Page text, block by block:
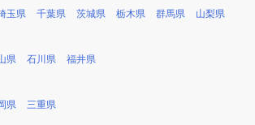
玉県 千葉県 茨城県 栃木県 群馬県 山梨県
県 石川県 福井県
県 三重県